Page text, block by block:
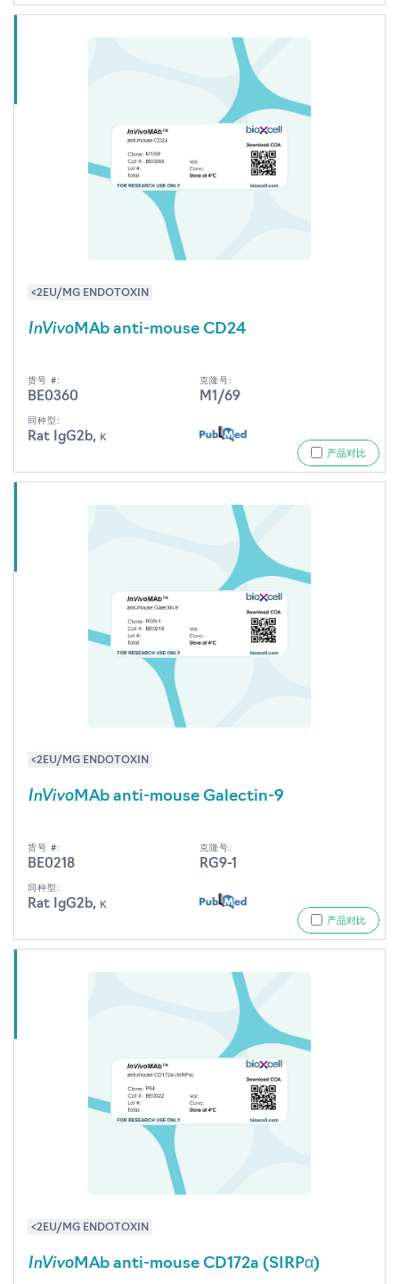
<2EU/MG ENDOTOXIN
InVivoMAb anti-mouse CD24
货号 #:
BE0360
克隆号:
M1/69
同种型:
Rat IgG2b, κ
产品对比
<2EU/MG ENDOTOXIN
InVivoMAb anti-mouse Galectin-9
货号 #:
BE0218
克隆号:
RG9-1
同种型:
Rat IgG2b, κ
产品对比
<2EU/MG ENDOTOXIN
InVivoMAb anti-mouse CD172a (SIRPα)